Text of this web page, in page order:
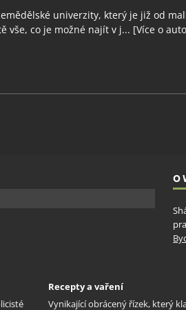
univerzity, který je již od
vše, co je možné najít v j... [Více o
O
Recepty a vaření
Vynikající obrácený řízek, který